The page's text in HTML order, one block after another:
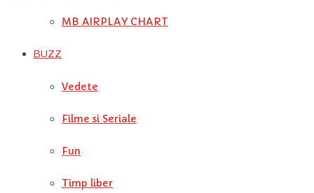
MB AIRPLAY CHART
BUZZ
Vedete
Filme si Seriale
Fun
Timp liber